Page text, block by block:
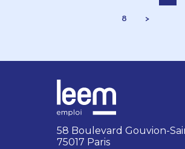
8 >
58 Boulevard Gouvion-
75017 Paris